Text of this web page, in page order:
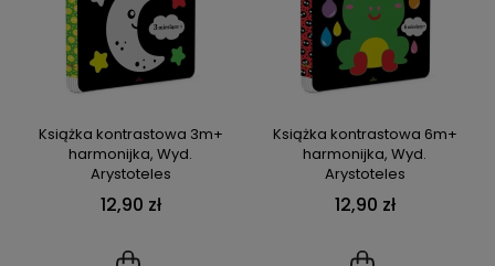
Książka kontrastowa 3m+
harmonijka, Wyd.
Arystoteles
12,90 zł
Książka kontrastowa 6m+
harmonijka, Wyd.
Arystoteles
12,90 zł